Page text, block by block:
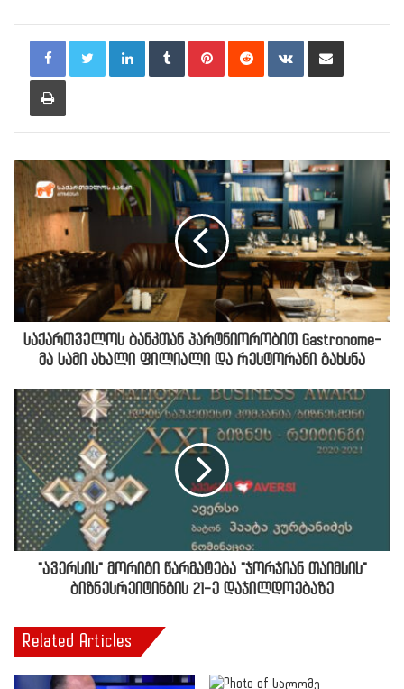
LinkedInTumblr PinterestReddit VKontakteShare via Email
Print
საქართველოს ბანკთან პარტნიორობით Gastronome-
მა სამი ახალი ფილიალი და რესტორანი გახსნა
"ავერსის" მორიგი წარმატება "ჯორჯიან თაიმსის"
ბიზნესრეიტინგის 21-ე დაჯილდოებაზე
Related Articles